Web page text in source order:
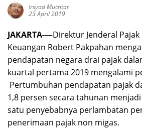
Irsyad Muchtar
23 April 2019
JAKARTA-—Direktur Jenderal Pajak
Keuangan Robert Pakpahan
pendapatan negara drai pajak
kuartal pertama 2019 mengalami
Pertumbuhan pendapatan pajak
1,8 persen secara tahunan
satu penyebabnya perlambatan
penerimaan pajak non migas.